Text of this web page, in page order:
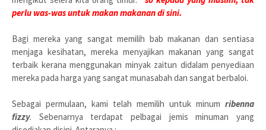
perlu was-was untuk makan makanan di sini.
Bagi mereka yang sangat memilih bab makanan dan sentiasa
menjaga kesihatan, mereka menyajikan makanan yang sangat
terbaik kerana menggunakan minyak zaitun didalam penyediaan
mereka pada harga yang sangat munasabah dan sangat berbaloi.
Sebagai permulaan, kami telah memilih untuk minum ribenna
fizzy. Sebenarnya terdapat pelbagai jemis minuman yang